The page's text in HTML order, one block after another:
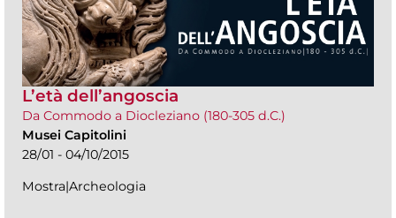
L’età dell’angoscia
Da Commodo a Diocleziano (180-305 d.C.)
Musei Capitolini
28/01 - 04/10/2015
Mostra|Archeologia